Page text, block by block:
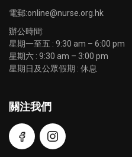
電郵:online@nurse.org.hk
辦公時間:
星期一至五 : 9:30 am – 6:00 pm
星期六 : 9:30 am – 3:00 pm
星期日及公眾假期 : 休息
關注我們